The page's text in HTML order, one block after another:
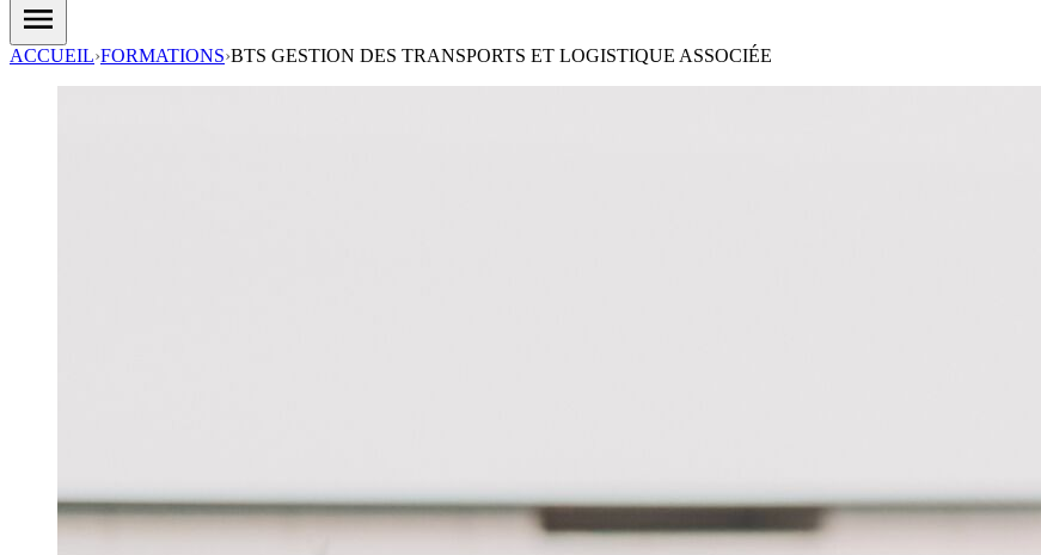
ACCUEIL›FORMATIONS›BTS GESTION DES TRANSPORTS ET LOGISTIQUE ASSOCIÉE